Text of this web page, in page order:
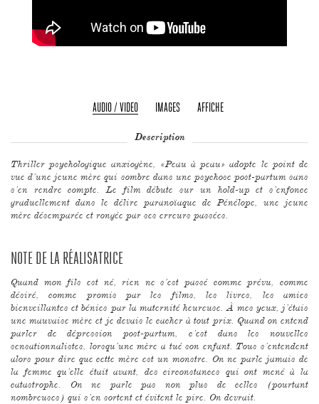
AUDIO / VIDEO IMAGES AFFICHE
Description
Thriller psychologique anxiogène, «Peau à peau» adopte le point de
vue d’une jeune mère qui sombre dans une psychose post-partum sans
s’en rendre compte. Le film débute sur un hold-up et s’enfonce
graduellement dans le délire paranoïaque de Pénélope, une jeune
mère désemparée et rongée par ses erreurs passées.
NOTE DE LA RÉALISATRICE
Quand mon fils est né, rien ne s’est passé comme prévu, comme
désiré, comme promis par les films, les livres, les amies
bienveillantes et bénies par la maternité heureuse. À mes yeux, j’étais
une mauvaise mère et je devais le cacher à tout prix. Quand on entend
parler de dépression post-partum, c’est dans les nouvelles
sensationnalistes, lorsqu’une mère a tué son enfant. Tous s’entendent
alors pour dire que cette mère est un monstre. On ne parle jamais de
la femme qu’elle était avant, des circonstances qui ont mené à la
catastrophe. On ne parle pas non plus de celles (pourtant
nombreuses) qui s’en sortent et évitent le pire. On devrait.